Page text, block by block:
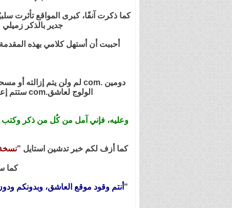
كما ذكرت آنفًا، كبرى المواقع تأثرت
جدير بالذكر
أحببت أن أستهل كلامي بهذه
الولوج لعاشق.com ستتم إعادة توجيهه مباشرة إلى .tv سواء كان في رئيسية المنتدى أو أحد مواضيعه أو بروفايلاته أو ما شابه.
وعليه، فإني آمل من كُل من ذكر وكتب
كما أزف لكم خبر تدشين استايل "
كما
" أنتم وقود موقع العاشق، وبدونكم